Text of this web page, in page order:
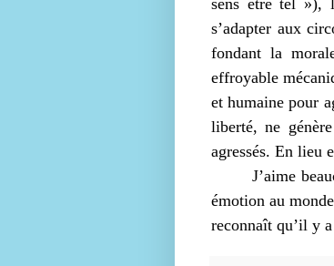
s’adapter aux
fondant la
effroyable
et humaine pour
liberté, ne
agressés. En lieu
J’aime
émotion au
reconnaît qu’il y